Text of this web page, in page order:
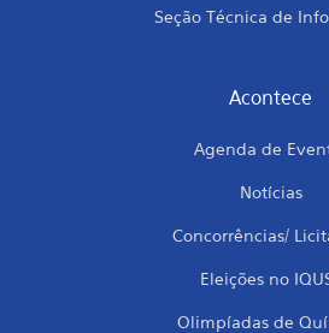
Seção Técnica de
Acontece
Agenda de
Notícias
Concorrências/
Eleições no
Olimpíadas de